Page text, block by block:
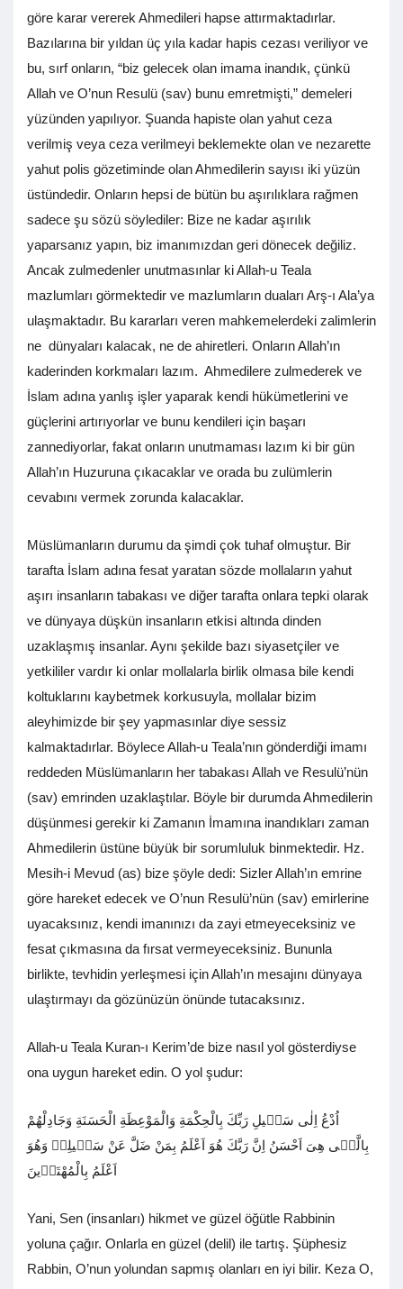
göre karar vererek Ahmedileri hapse attırmaktadırlar.
Bazılarına bir yıldan üç yıla kadar hapis cezası veriliyor ve
bu, sırf onların, “biz gelecek olan imama inandık, çünkü
Allah ve O’nun Resulü (sav) bunu emretmişti,” demeleri
yüzünden yapılıyor. Şuanda hapiste olan yahut ceza
verilmiş veya ceza verilmeyi beklemekte olan ve nezarette
yahut polis gözetiminde olan Ahmedilerin sayısı iki yüzün
üstündedir. Onların hepsi de bütün bu aşırılıklara rağmen
sadece şu sözü söylediler: Bize ne kadar aşırılık
yaparsanız yapın, biz imanımızdan geri dönecek değiliz.
Ancak zulmedenler unutmasınlar ki Allah-u Teala
mazlumları görmektedir ve mazlumların duaları Arş-ı Ala’ya
ulaşmaktadır. Bu kararları veren mahkemelerdeki zalimlerin
ne dünyaları kalacak, ne de ahiretleri. Onların Allah’ın
kaderinden korkmaları lazım. Ahmedilere zulmederek ve
İslam adına yanlış işler yaparak kendi hükümetlerini ve
güçlerini artırıyorlar ve bunu kendileri için başarı
zannediyorlar, fakat onların unutmaması lazım ki bir gün
Allah’ın Huzuruna çıkacaklar ve orada bu zulümlerin
cevabını vermek zorunda kalacaklar.
Müslümanların durumu da şimdi çok tuhaf olmuştur. Bir
tarafta İslam adına fesat yaratan sözde mollaların yahut
aşırı insanların tabakası ve diğer tarafta onlara tepki olarak
ve dünyaya düşkün insanların etkisi altında dinden
uzaklaşmış insanlar. Aynı şekilde bazı siyasetçiler ve
yetkililer vardır ki onlar mollalarla birlik olmasa bile kendi
koltuklarını kaybetmek korkusuyla, mollalar bizim
aleyhimizde bir şey yapmasınlar diye sessiz
kalmaktadırlar. Böylece Allah-u Teala’nın gönderdiği imamı
reddeden Müslümanların her tabakası Allah ve Resulü’nün
(sav) emrinden uzaklaştılar. Böyle bir durumda Ahmedilerin
düşünmesi gerekir ki Zamanın İmamına inandıkları zaman
Ahmedilerin üstüne büyük bir sorumluluk binmektedir. Hz.
Mesih-i Mevud (as) bize şöyle dedi: Sizler Allah’ın emrine
göre hareket edecek ve O’nun Resulü’nün (sav) emirlerine
uyacaksınız, kendi imanınızı da zayi etmeyeceksiniz ve
fesat çıkmasına da fırsat vermeyeceksiniz. Bununla
birlikte, tevhidin yerleşmesi için Allah’ın mesajını dünyaya
ulaştırmayı da gözünüzün önünde tutacaksınız.
Allah-u Teala Kuran-ı Kerim’de bize nasıl yol gösterdiyse
ona uygun hareket edin. O yol şudur:
اُدْعُ اِلٰى سَبٖيلِ رَبِّكَ بِالْحِكْمَةِ وَالْمَوْعِظَةِ الْحَسَنَةِ وَجَادِلْهُمْ
بِالَّتٖى هِىَ اَحْسَنُ اِنَّ رَبَّكَ هُوَ اَعْلَمُ بِمَنْ ضَلَّ عَنْ سَبٖيلِهٖ وَهُوَ
اَعْلَمُ بِالْمُهْتَدٖينَ
Yani, Sen (insanları) hikmet ve güzel öğütle Rabbinin
yoluna çağır. Onlarla en güzel (delil) ile tartış. Şüphesiz
Rabbin, O’nun yolundan sapmış olanları en iyi bilir. Keza O,